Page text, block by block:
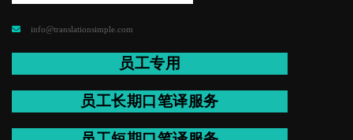
info@translationsimple.com
员工专用
员工长期口笔译服务